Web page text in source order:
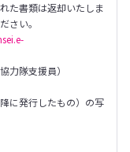
た書類は返却いたしま
さい。
力隊支援員）
に発行したもの）の写